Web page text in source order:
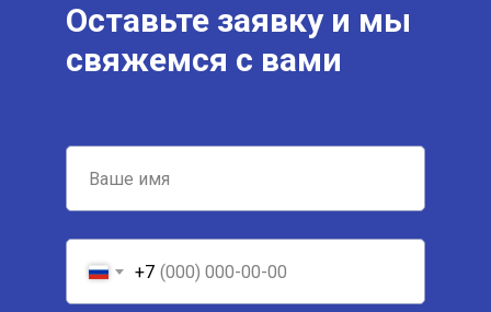
Оставьте заявку и мы
свяжемся с вами
+7